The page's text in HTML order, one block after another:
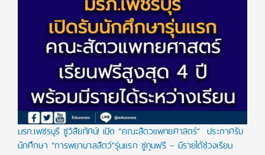
มรภ.เพชรบุรี ชูวิสัยทัศน์! เปิด “คณะสัตวแพทยศาสตร์” ประกาศรับ
นักศึกษา “การพยาบาลสัตว์”รุ่นแรก ชูทุนฟรี – มีรายได้ช่วงเรียน